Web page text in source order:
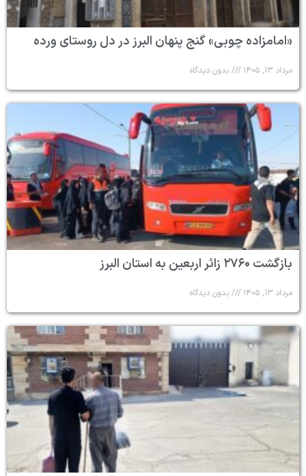
«امامزاده چوبی» گنج پنهان البرز در دل روستای ورده
مرداد ۱۳, ۱۴۰۵ بدون دیدگاه
بازگشت ۲۷۶۰ زائر اربعین به استان البرز
مرداد ۱۳, ۱۴۰۵ بدون دیدگاه